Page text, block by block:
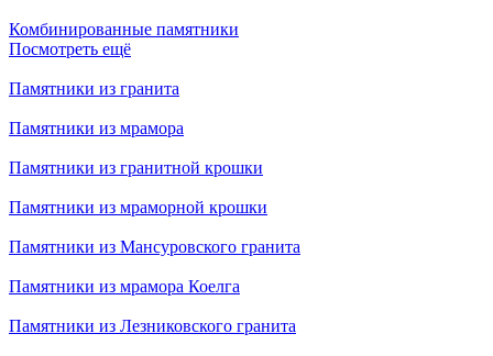
Комбинированные памятники
Посмотреть ещё
Памятники из гранита
Памятники из мрамора
Памятники из гранитной крошки
Памятники из мраморной крошки
Памятники из Мансуровского гранита
Памятники из мрамора Коелга
Памятники из Лезниковского гранита